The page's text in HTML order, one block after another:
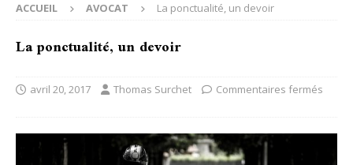
ACCUEIL AVOCAT La ponctualité, un devoir
La ponctualité, un devoir
avril 20, 2017 Thomas Surchet Commentaires fermés